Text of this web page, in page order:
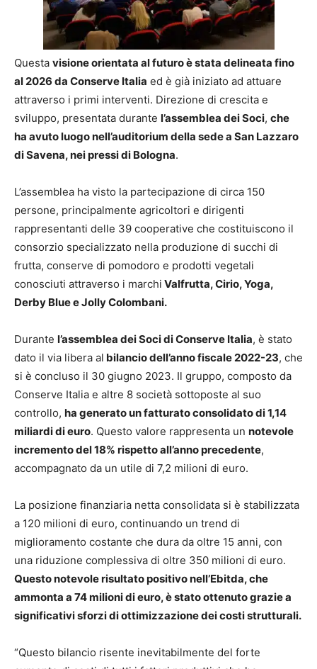
Questa visione orientata al futuro è stata delineata fino
al 2026 da Conserve Italia ed è già iniziato ad attuare
attraverso i primi interventi. Direzione di crescita e
sviluppo, presentata durante l’assemblea dei Soci, che
ha avuto luogo nell’auditorium della sede a San Lazzaro
di Savena, nei pressi di Bologna.
L’assemblea ha visto la partecipazione di circa 150
persone, principalmente agricoltori e dirigenti
rappresentanti delle 39 cooperative che costituiscono il
consorzio specializzato nella produzione di succhi di
frutta, conserve di pomodoro e prodotti vegetali
conosciuti attraverso i marchi Valfrutta, Cirio, Yoga,
Derby Blue e Jolly Colombani.
Durante l’assemblea dei Soci di Conserve Italia, è stato
dato il via libera al bilancio dell’anno fiscale 2022-23, che
si è concluso il 30 giugno 2023. Il gruppo, composto da
Conserve Italia e altre 8 società sottoposte al suo
controllo, ha generato un fatturato consolidato di 1,14
miliardi di euro. Questo valore rappresenta un notevole
incremento del 18% rispetto all’anno precedente,
accompagnato da un utile di 7,2 milioni di euro.
La posizione finanziaria netta consolidata si è stabilizzata
a 120 milioni di euro, continuando un trend di
miglioramento costante che dura da oltre 15 anni, con
una riduzione complessiva di oltre 350 milioni di euro.
Questo notevole risultato positivo nell’Ebitda, che
ammonta a 74 milioni di euro, è stato ottenuto grazie a
significativi sforzi di ottimizzazione dei costi strutturali.
“Questo bilancio risente inevitabilmente del forte